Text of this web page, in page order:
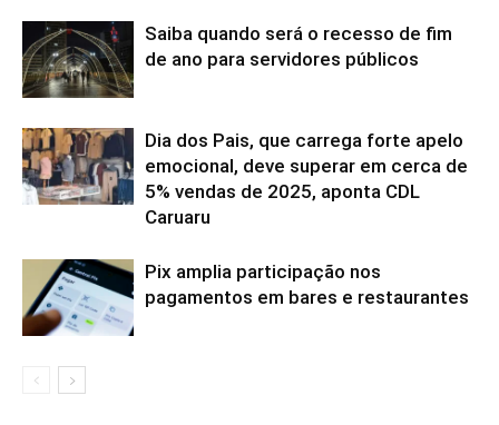
Saiba quando será o recesso de fim
de ano para servidores públicos
Dia dos Pais, que carrega forte apelo
emocional, deve superar em cerca de
5% vendas de 2025, aponta CDL
Caruaru
Pix amplia participação nos
pagamentos em bares e restaurantes